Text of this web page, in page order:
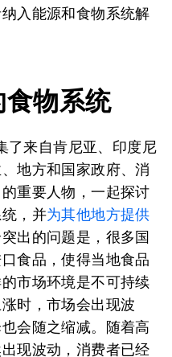
入能源和食物系统解
物系统
了来自肯尼亚、印度尼
地方和国家政府、消
重要人物，一起探讨
，并为其他地方提供
出的问题是，很多国
食品，使得当地食品
市场环境是不可持续
时，市场会出现波
会随之缩减。随着高
现波动，消费者已经